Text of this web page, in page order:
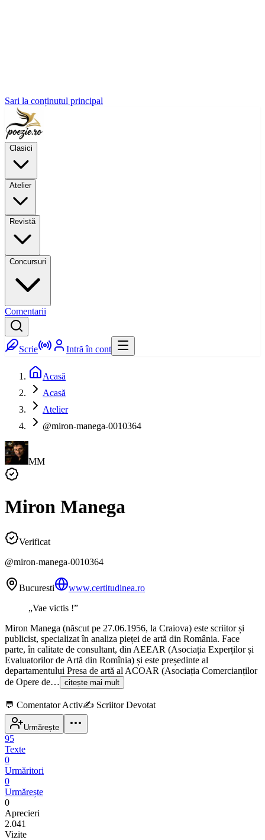
Sari la conținutul principal
Clasici
Atelier
Revistă
Concursuri
Comentarii
Scrie Intră în cont
Acasă
Acasă
Atelier
@miron-manega-0010364
MM
Miron Manega
Verificat
@miron-manega-0010364
Bucuresti
www.certitudinea.ro
„Vae victis !”
Miron Manega (născut pe 27.06.1956, la Craiova) este scriitor și
publicist, specializat în analiza pieței de artă din România. Face
parte, în calitate de consultant, din AEEAR (Asociația Experților și
Evaluatorilor de Artă din Romînia) și este președinte al
departamentului Presa de artă al ACOAR (Asociația Comercianților
de Opere de… citește mai mult
💬 Comentator Activ✍️ Scriitor Devotat
Urmărește
95
Texte
0
Urmăritori
0
Urmărește
0
Aprecieri
2.041
Vizite